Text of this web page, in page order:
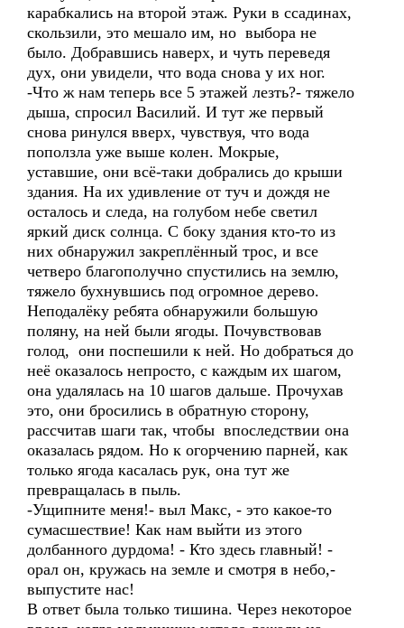
карабкались на второй этаж. Руки в ссадинах,
скользили, это мешало им, но выбора не
было. Добравшись наверх, и чуть переведя
дух, они увидели, что вода снова у их ног.
-Что ж нам теперь все 5 этажей лезть?- тяжело
дыша, спросил Василий. И тут же первый
снова ринулся вверх, чувствуя, что вода
поползла уже выше колен. Мокрые,
уставшие, они всё-таки добрались до крыши
здания. На их удивление от туч и дождя не
осталось и следа, на голубом небе светил
яркий диск солнца. С боку здания кто-то из
них обнаружил закреплённый трос, и все
четверо благополучно спустились на землю,
тяжело бухнувшись под огромное дерево.
Неподалёку ребята обнаружили большую
поляну, на ней были ягоды. Почувствовав
голод, они поспешили к ней. Но добраться до
неё оказалось непросто, с каждым их шагом,
она удалялась на 10 шагов дальше. Прочухав
это, они бросились в обратную сторону,
рассчитав шаги так, чтобы впоследствии она
оказалась рядом. Но к огорчению парней, как
только ягода касалась рук, она тут же
превращалась в пыль.
-Ущипните меня!- выл Макс, - это какое-то
сумасшествие! Как нам выйти из этого
долбанного дурдома! - Кто здесь главный! -
орал он, кружась на земле и смотря в небо,-
выпустите нас!
В ответ была только тишина. Через некоторое